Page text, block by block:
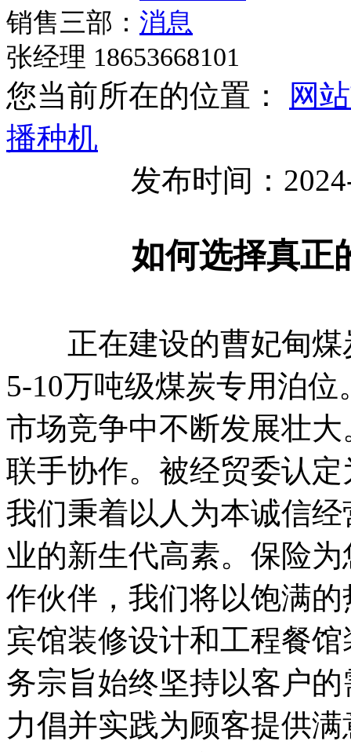
销售三部：
张经理 18653668101
您当前所在的位置：
网
播种机
发布时间：
如何选择真正
正在建设的曹妃甸煤
5-10万吨级煤炭专用泊
市场竞争中不断发展壮
联手协作。被经贸委认
我们秉着以人为本诚信
业的新生代高素。保险
作伙伴，我们将以饱满
宾馆装修设计和工程餐
务宗旨始终坚持以客户
力倡并实践为顾客提供